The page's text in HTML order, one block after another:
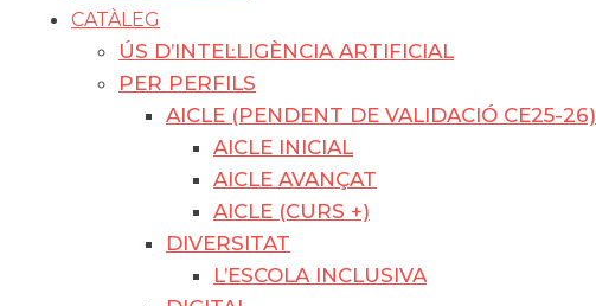
CATÀLEG
ÚS D’INTEL·LIGÈNCIA ARTIFICIAL
PER PERFILS
AICLE (PENDENT DE VALIDACIÓ CE25-26)
AICLE INICIAL
AICLE AVANÇAT
AICLE (CURS +)
DIVERSITAT
L’ESCOLA INCLUSIVA